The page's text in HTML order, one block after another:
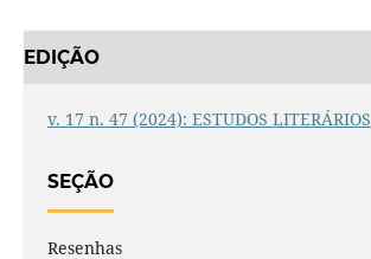
EDIÇÃO
v. 17 n. 47 (2024): ESTUDOS LITERÁRIOS
SEÇÃO
Resenhas